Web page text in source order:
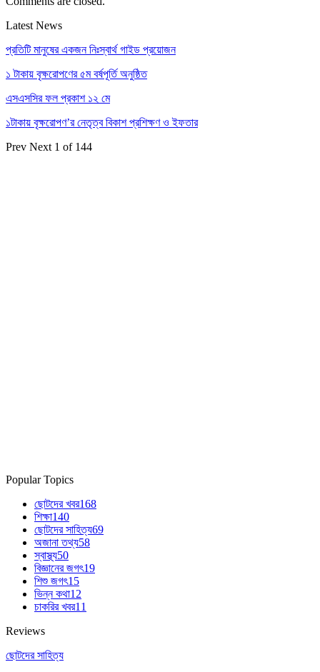
Latest News
প্রতিটি মানুষের একজন নিঃস্বার্থ গাইড প্রয়োজন
১ টাকায় বৃক্ষরোপণের ৫ম বর্ষপূর্তি অনুষ্ঠিত
এসএসসির ফল প্রকাশ ১২ মে
১টাকায় বৃক্ষরোপণ’র নেতৃত্ব বিকাশ প্রশিক্ষণ ও ইফতার
Prev Next 1 of 144
Popular Topics
ছোটদের খবর168
শিক্ষা140
ছোটদের সাহিত্য69
অজানা তথ্য58
স্বাস্থ্য50
বিজ্ঞানের জগৎ19
শিশু জগৎ15
ভিন্ন কথা12
চাকরির খবর11
Reviews
ছোটদের সাহিত্য